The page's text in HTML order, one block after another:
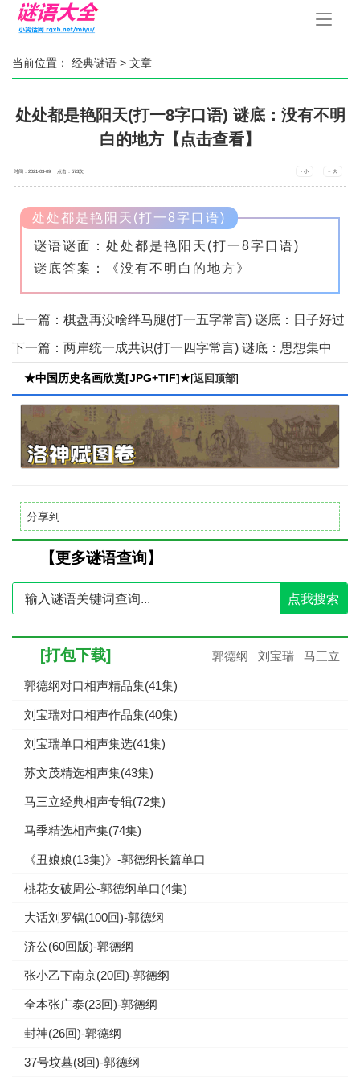
手
当前位置： 经典谜语 > 文章
处处都是艳阳天(打一8字口语) 谜底：没有不明
白的地方【点击查看】
时间：2021-03-09 点击：573次 - 小 + 大
处处都是艳阳天(打一8字口语)
谜语谜面：处处都是艳阳天(打一8字口语)
谜底答案：《没有不明白的地方》
上一篇： 棋盘再没啥绊马腿(打一五字常言) 谜底：日子好过
了【点击查看】
下一篇： 两岸统一成共识(打一四字常言) 谜底：思想集中
【点击查看】
★中国历史名画欣赏[JPG+TIF]★[返回顶部]
分享到
【更多谜语查询】
点我搜索
[打包下载] 郭德纲 刘宝瑞 马三立
郭德纲对口相声精品集(41集)
刘宝瑞对口相声作品集(40集)
刘宝瑞单口相声集选(41集)
苏文茂精选相声集(43集)
马三立经典相声专辑(72集)
马季精选相声集(74集)
《丑娘娘(13集)》-郭德纲长篇单口
桃花女破周公-郭德纲单口(4集)
大话刘罗锅(100回)-郭德纲
济公(60回版)-郭德纲
张小乙下南京(20回)-郭德纲
全本张广泰(23回)-郭德纲
封神(26回)-郭德纲
37号坟墓(8回)-郭德纲